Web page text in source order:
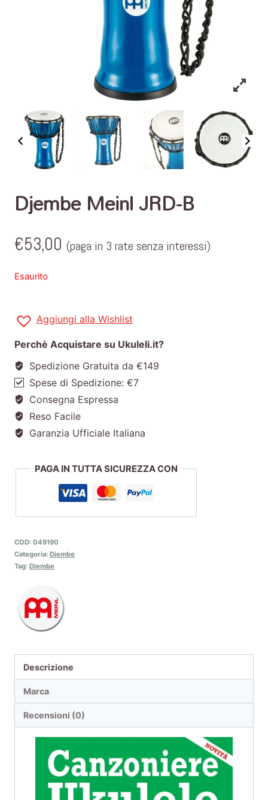
Djembe Meinl JRD-B
€53,00 (paga in 3 rate senza interessi)
Esaurito
Aggiungi alla Wishlist
Perchè Acquistare su Ukuleli.it?
Spedizione Gratuita da €149
Spese di Spedizione: €7
Consegna Espressa
Reso Facile
Garanzia Ufficiale Italiana
PAGA IN TUTTA SICUREZZA CON
COD: 049190
Categoria: Djembe
Tag: Djembe
Descrizione
Marca
Recensioni (0)